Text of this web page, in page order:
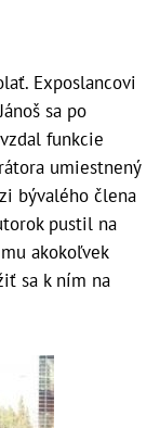
Exposlancovi
sa po
funkcie
umiestnený
bývalého člena
pustil na
akokoľvek
sa k ním na